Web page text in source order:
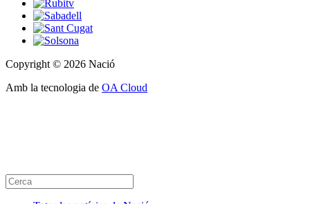
Copyright © 2026 Nació
Amb la tecnologia de OA Cloud